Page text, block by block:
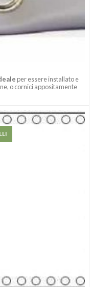
per essere installato e
o cornici appositamente